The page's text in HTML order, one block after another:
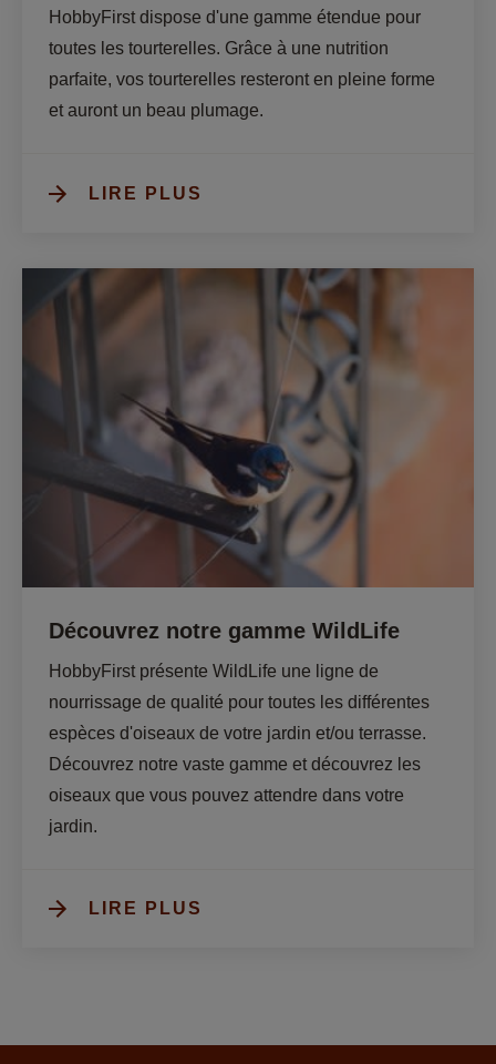
HobbyFirst dispose d'une gamme étendue pour
toutes les tourterelles. Grâce à une nutrition
parfaite, vos tourterelles resteront en pleine forme
et auront un beau plumage.
LIRE PLUS
Découvrez notre gamme WildLife
HobbyFirst présente WildLife une ligne de
nourrissage de qualité pour toutes les différentes
espèces d'oiseaux de votre jardin et/ou terrasse.
Découvrez notre vaste gamme et découvrez les
oiseaux que vous pouvez attendre dans votre
jardin.
LIRE PLUS